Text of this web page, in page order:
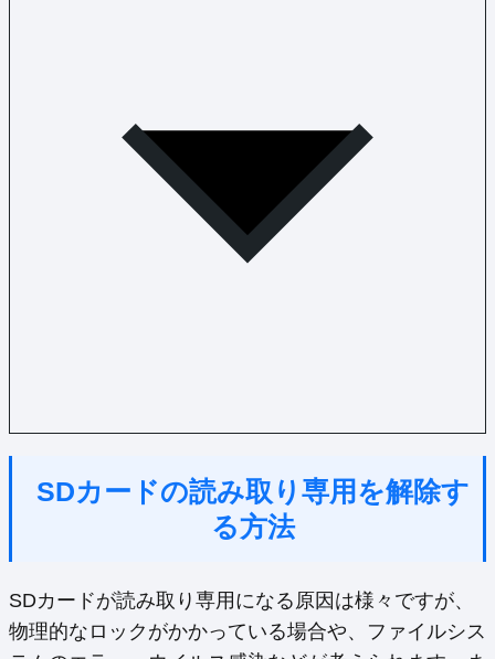
SDカードの読み取り専用を解除す
る方法
SDカードが読み取り専用になる原因は様々ですが、
物理的なロックがかかっている場合や、ファイルシス